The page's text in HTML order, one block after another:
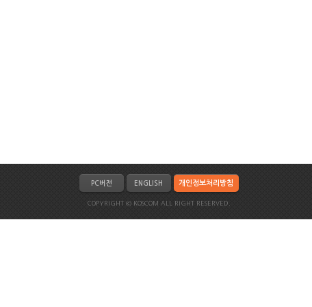
PC버전 ENGLISH 개인정보처리방침
COPYRIGHT © KOSCOM ALL RIGHT RESERVED.